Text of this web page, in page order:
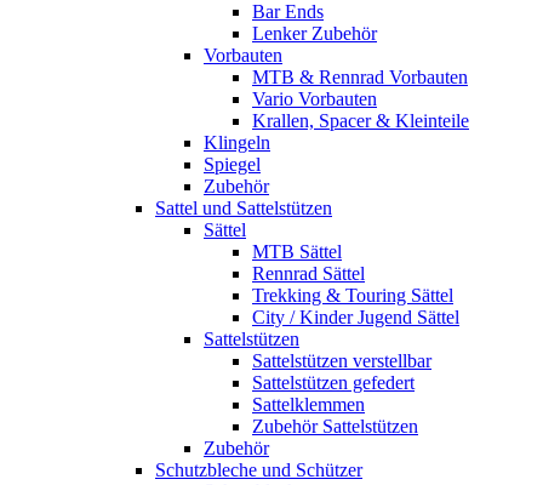
Bar Ends
Lenker Zubehör
Vorbauten
MTB & Rennrad Vorbauten
Vario Vorbauten
Krallen, Spacer & Kleinteile
Klingeln
Spiegel
Zubehör
Sattel und Sattelstützen
Sättel
MTB Sättel
Rennrad Sättel
Trekking & Touring Sättel
City / Kinder Jugend Sättel
Sattelstützen
Sattelstützen verstellbar
Sattelstützen gefedert
Sattelklemmen
Zubehör Sattelstützen
Zubehör
Schutzbleche und Schützer